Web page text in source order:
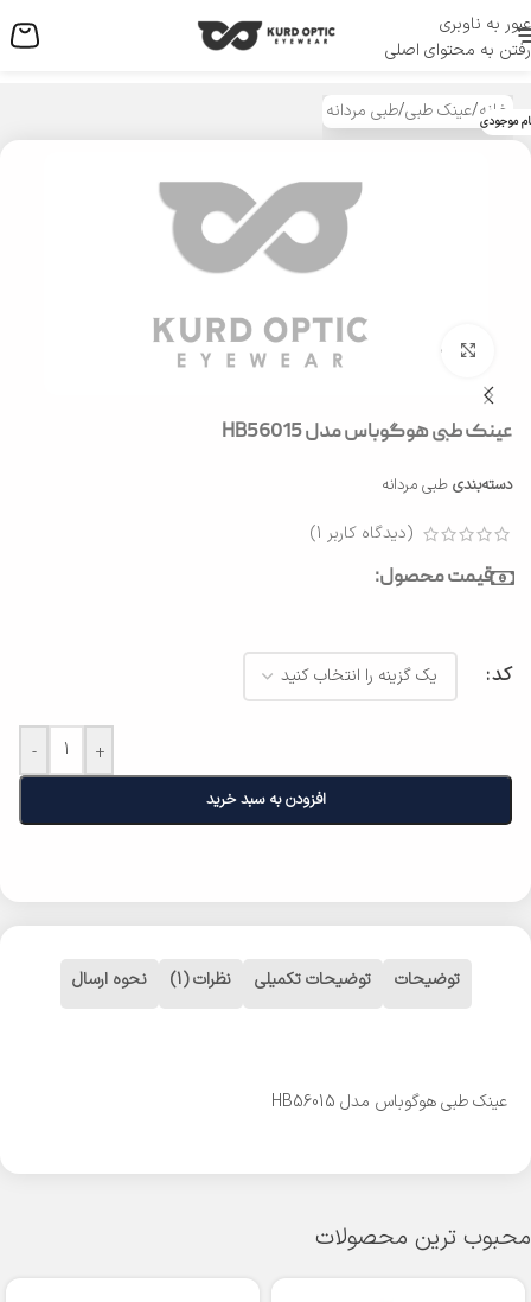
عبور به ناوبری
رفتن به محتوای اصلی
منو
خانه/عینک طبی/طبی مردانه موجودی
بزرگنمایی تصویر
عینک طبی هوگوباس مدل HB56015
دسته‌بندی طبی مردانه
(دیدگاه کاربر 1
)
قیمت محصول:
کد
- +
افزودن به سبد خرید
توضیحات توضیحات تکمیلی نظرات (1) نحوه ارسال
عینک طبی هوگوباس مدل HB56015
محبوب ترین محصولات